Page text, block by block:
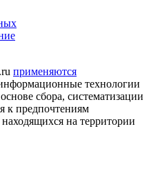
применяются
технологии
сбора, систематизации
к предпочтениям
на территории